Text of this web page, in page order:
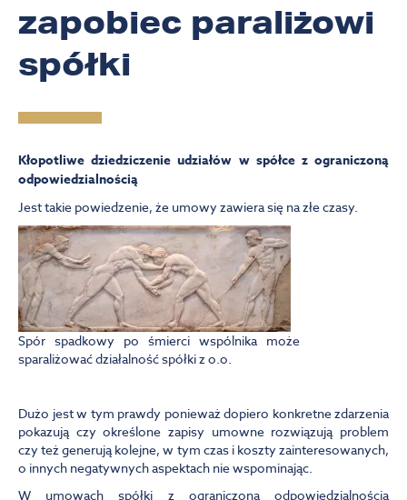
zapobiec paraliżowi
spółki
Kłopotliwe dziedziczenie udziałów w spółce z ograniczoną
odpowiedzialnością
Jest takie powiedzenie, że umowy zawiera się na złe czasy.
Spór spadkowy po śmierci wspólnika może
sparaliżować działalność spółki z o.o.
Dużo jest w tym prawdy ponieważ dopiero konkretne zdarzenia
pokazują czy określone zapisy umowne rozwiązują problem
czy też generują kolejne, w tym czas i koszty zainteresowanych,
o innych negatywnych aspektach nie wspominając.
W umowach spółki z ograniczoną odpowiedzialnością